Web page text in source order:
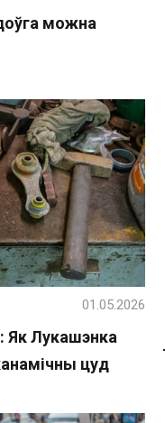
можна
Як Лукашэнка
цуд
01.05.2026